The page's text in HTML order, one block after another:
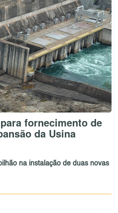
fornecimento de
da Usina
na instalação de duas novas